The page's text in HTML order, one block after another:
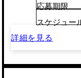
応募期限
スケジュー
詳細を見る